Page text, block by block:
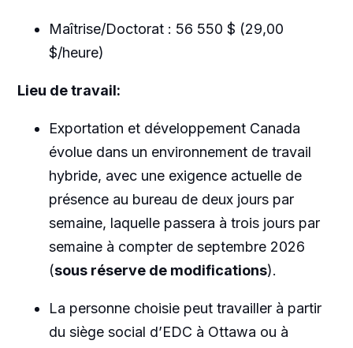
Maîtrise/Doctorat: 56 550 $ (29,00
$/heure)
Lieu de travail:
Exportation et développement Canada
évolue dans un environnement de travail
hybride, avec une exigence actuelle de
présence au bureau de deux jours par
semaine, laquelle passera à trois jours par
semaine à compter de septembre 2026
(sous réserve de modifications).
La personne choisie peut travailler à partir
du siège social d’EDC à Ottawa ou à